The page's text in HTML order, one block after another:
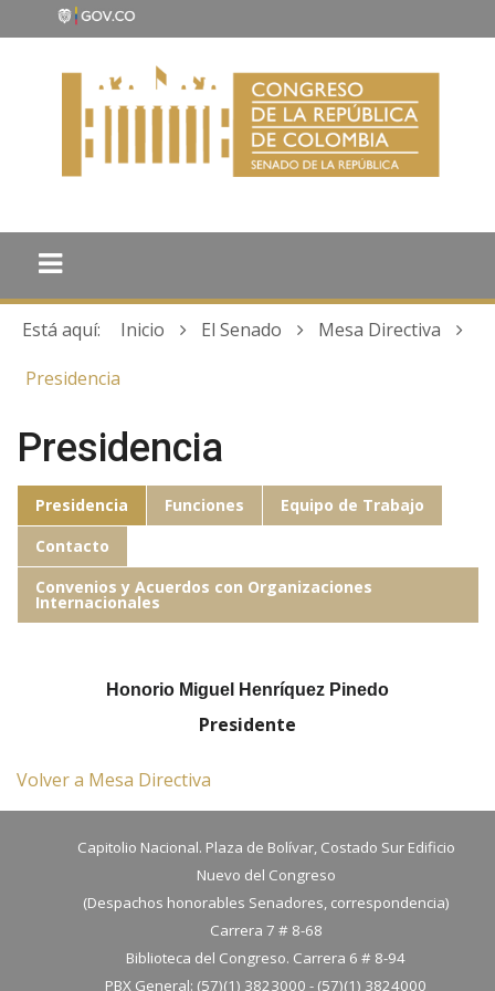
Está aquí: Inicio El Senado
Mesa Directiva
Presidencia
Presidencia
Presidencia Funciones
Equipo de Trabajo
Contacto
Convenios y Acuerdos con Organizaciones
Internacionales
Honorio Miguel Henríquez Pinedo
Presidente
Volver a Mesa Directiva
Capitolio Nacional. Plaza de Bolívar, Costado Sur Edificio
Nuevo del Congreso
(Despachos honorables Senadores, correspondencia)
Carrera 7 # 8-68
Biblioteca del Congreso. Carrera 6 # 8-94
PBX General: (57)(1) 3823000 - (57)(1) 3824000